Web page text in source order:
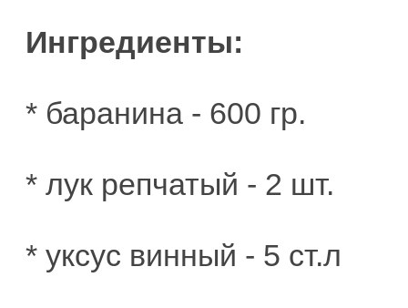
Ингредиенты:
* баранина - 600 гр.
* лук репчатый - 2 шт.
* уксус винный - 5 ст.л